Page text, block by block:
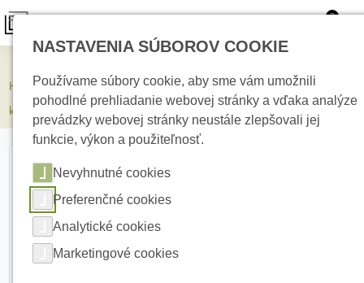
0
HIKVISION DS-2CD2643G2-LIZS2U(2.8-12mm) 4 MPx Varif. Bullet IP
kamera
NASTAVENIA SÚBOROV COOKIE
Používame súbory cookie, aby sme vám umožnili
pohodlné prehliadanie webovej stránky a vďaka analýze
prevádzky webovej stránky neustále zlepšovali jej
funkcie, výkon a použiteľnosť.
Nevyhnutné cookies
Preferenčné cookies
Analytické cookies
Marketingové cookies